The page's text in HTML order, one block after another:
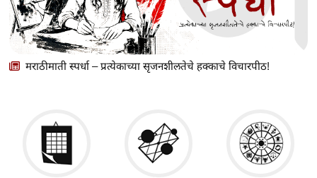
मराठीमाती स्पर्धा – प्रत्येकाच्या सृजनशीलतेचे हक्काचे विचारपीठ!